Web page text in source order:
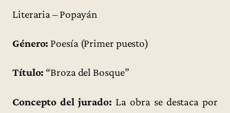
Literaria – Popayán
Género: Poesía (Primer puesto)
Título: “Broza del Bosque”
Concepto del jurado: La obra se destaca por